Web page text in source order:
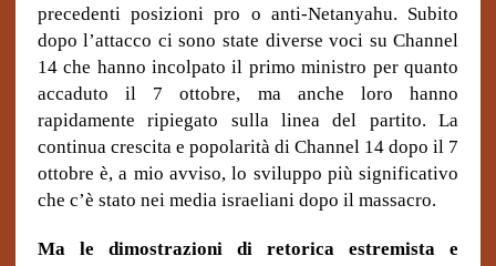
precedenti posizioni pro o anti-Netanyahu. Subito
dopo l’attacco ci sono state diverse voci su Channel
14 che hanno incolpato il primo ministro per quanto
accaduto il 7 ottobre, ma anche loro hanno
rapidamente ripiegato sulla linea del partito. La
continua crescita e popolarità di Channel 14 dopo il 7
ottobre è, a mio avviso, lo sviluppo più significativo
che c’è stato nei media israeliani dopo il massacro.
Ma le dimostrazioni di retorica estremista e